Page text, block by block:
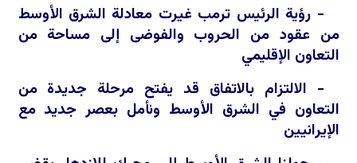
- رؤية الرئيس ترمب غيرت معادلة الشرق الأوسط
من عقود من الحروب والفوضى إلى مساحة من
التعاون الإقليمي
- الالتزام بالاتفاق قد يفتح مرحلة جديدة من
التعاون في الشرق الأوسط ونأمل بعصر جديد مع
الإيرانيين